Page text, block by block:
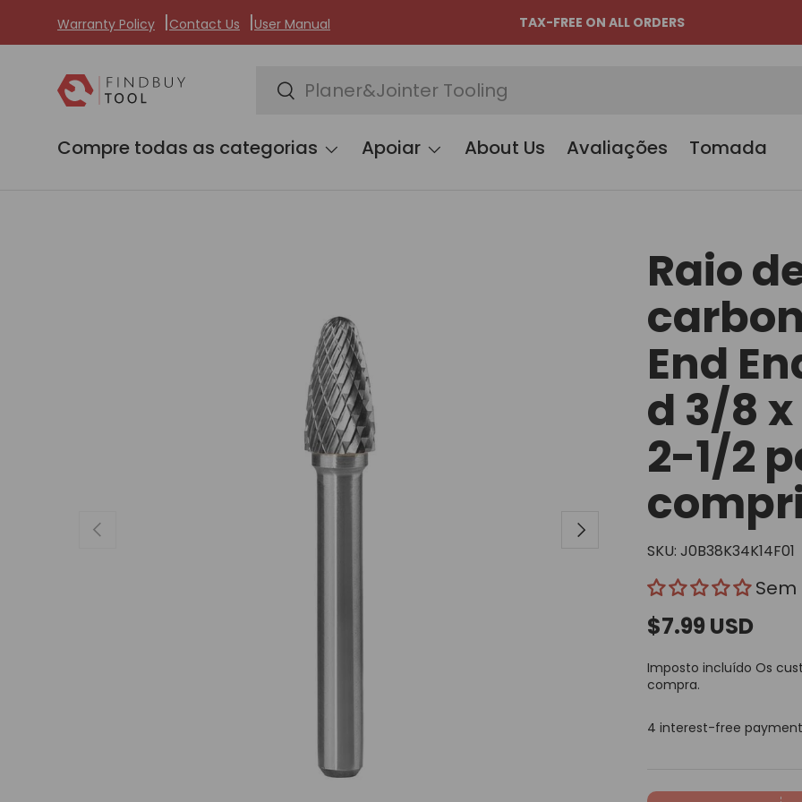
Ir para o conteúdo
Warranty Policy Contact Us User Manual TAX-FREE ON ALL ORDERS
Pesquisar
Pesquisar
Compre todas as categorias Apoiar About Us Avaliações Tomada
Anterior Seguinte
Raio
End
d 3/8
2-1/2
SKU: J0B38K34K14F01
$7.99 USD
Imposto incluído Os
compra.
4 interest-free